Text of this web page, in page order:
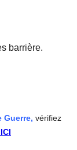
barrière.
Guerre, vérifiez